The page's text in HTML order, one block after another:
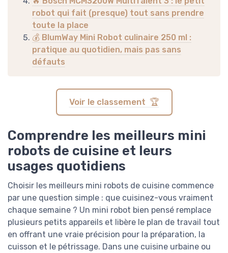
robot qui fait (presque) tout sans prendre
toute la place
💰 BlumWay Mini Robot culinaire 250 ml :
pratique au quotidien, mais pas sans
défauts
Voir le classement 🏆
Comprendre les meilleurs mini
robots de cuisine et leurs
usages quotidiens
Choisir les meilleurs mini robots de cuisine commence
par une question simple : que cuisinez-vous vraiment
chaque semaine ? Un mini robot bien pensé remplace
plusieurs petits appareils et libère le plan de travail tout
en offrant une vraie précision pour la préparation, la
cuisson et le pétrissage. Dans une cuisine urbaine ou